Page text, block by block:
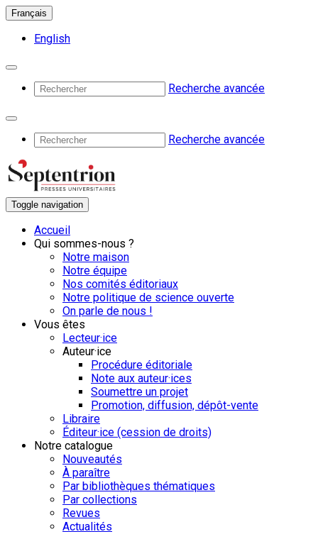
Français
English
Recherche avancée
Recherche avancée
Toggle navigation
Accueil
Qui sommes-nous ?
Notre maison
Notre équipe
Nos comités éditoriaux
Notre politique de science ouverte
On parle de nous !
Vous êtes
Lecteur·ice
Auteur·ice
Procédure éditoriale
Note aux auteur·ices
Soumettre un projet
Promotion, diffusion, dépôt-vente
Libraire
Éditeur·ice (cession de droits)
Notre catalogue
Nouveautés
À paraître
Par bibliothèques thématiques
Par collections
Revues
Actualités